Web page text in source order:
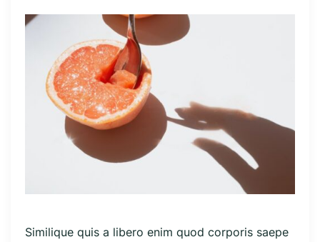
Similique quis a libero enim quod corporis saepe